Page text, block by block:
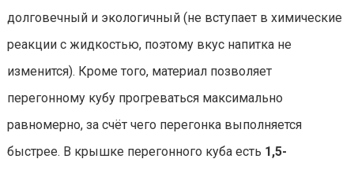
долговечный и экологичный (не вступает в химические
реакции с жидкостью, поэтому вкус напитка не
изменится). Кроме того, материал позволяет
перегонному кубу прогреваться максимально
равномерно, за счёт чего перегонка выполняется
быстрее. В крышке перегонного куба есть 1,5-